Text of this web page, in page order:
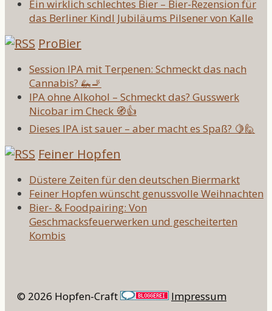
Ein wirklich schlechtes Bier – Bier-Rezension für
das Berliner Kindl Jubiläums Pilsener von Kalle
ProBier
Session IPA mit Terpenen: Schmeckt das nach
Cannabis? 🦗🚬
IPA ohne Alkohol – Schmeckt das? Gusswerk
Nicobar im Check 🧭👍
Dieses IPA ist sauer – aber macht es Spaß? 🍋🙋
Feiner Hopfen
Düstere Zeiten für den deutschen Biermarkt
Feiner Hopfen wünscht genussvolle Weihnachten
Bier- & Foodpairing: Von
Geschmacksfeuerwerken und gescheiterten
Kombis
© 2026 Hopfen-Craft Impressum